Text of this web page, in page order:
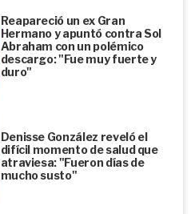
Reapareció un ex Gran
Hermano y apuntó contra Sol
Abraham con un polémico
descargo: "Fue muy fuerte y
duro"
Denisse González reveló el
difícil momento de salud que
atraviesa: "Fueron días de
mucho susto"